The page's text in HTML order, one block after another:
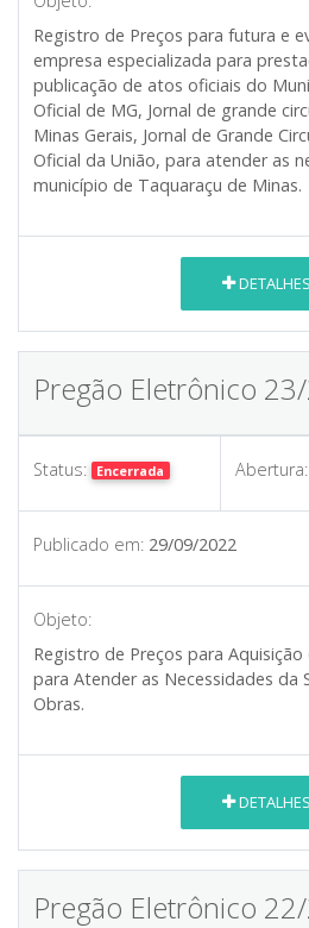
Registro de Preços para futura e
empresa especializada para
publicação de atos oficiais do
Oficial de MG, Jornal de grande
Minas Gerais, Jornal de Grande
Oficial da União, para atender as
município de Taquaraçu de Minas.
DETALHES
Pregão Eletrônico
Status: Encerrada Abertura:
Publicado em: 29/09/2022
Objeto:
Registro de Preços para Aquisição
para Atender as Necessidades da
Obras.
DETALHES
Pregão Eletrônico